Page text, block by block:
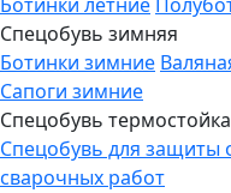
Спецобувь зимняя
Ботинки зимние
Сапоги зимние
Спецобувь
Спецобувь для защиты
сварочных работ